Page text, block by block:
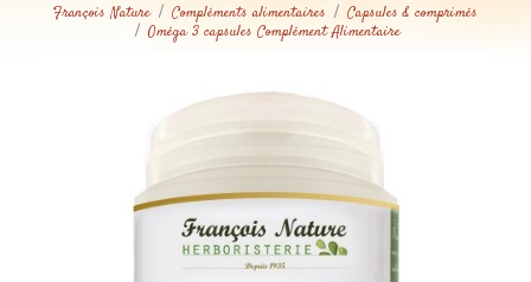
François Nature Compléments alimentaires
Capsules & comprimés
Oméga 3 capsules Complément Alimentaire